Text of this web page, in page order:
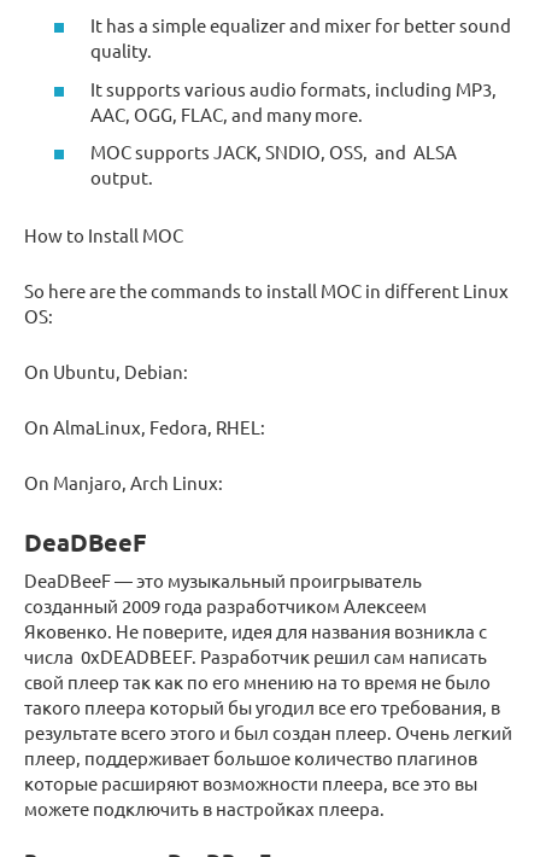
It has a simple equalizer and mixer for better sound
quality.
It supports various audio formats, including MP3,
AAC, OGG, FLAC, and many more.
MOC supports JACK, SNDIO, OSS, and ALSA
output.
How to Install MOC
So here are the commands to install MOC in different Linux
OS:
On Ubuntu, Debian:
On AlmaLinux, Fedora, RHEL:
On Manjaro, Arch Linux:
DeaDBeeF
DeaDBeeF — это музыкальный проигрыватель
созданный 2009 года разработчиком Алексеем
Яковенко. Не поверите, идея для названия возникла с
числа 0xDEADBEEF. Разработчик решил сам написать
свой плеер так как по его мнению на то время не было
такого плеера который бы угодил все его требования, в
результате всего этого и был создан плеер. Очень легкий
плеер, поддерживает большое количество плагинов
которые расширяют возможности плеера, все это вы
можете подключить в настройках плеера.